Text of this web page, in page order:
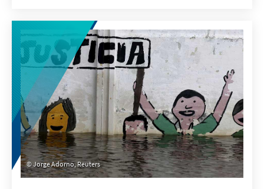
öffentlichkeitswirksamsten agierende Gericht
des Landes. Dies würde dazu beitragen, den
Ruf und die Integrität des Gerichtshofs als
geschätzte Institution zu festigen und zu
stärken. Um die Krise des Supreme Court zu
überwinden, müsse zuallererst die Krise der
amerikanischen Politik bewältigt werden.
Jorge Adorno, Reuters